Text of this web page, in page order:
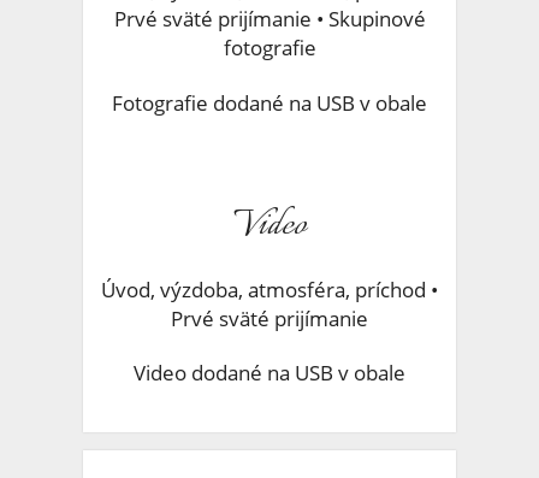
Prvé sväté prijímanie • Skupinové
fotografie
Fotografie dodané na USB v obale
Video
Úvod, výzdoba, atmosféra, príchod •
Prvé sväté prijímanie
Video dodané na USB v obale